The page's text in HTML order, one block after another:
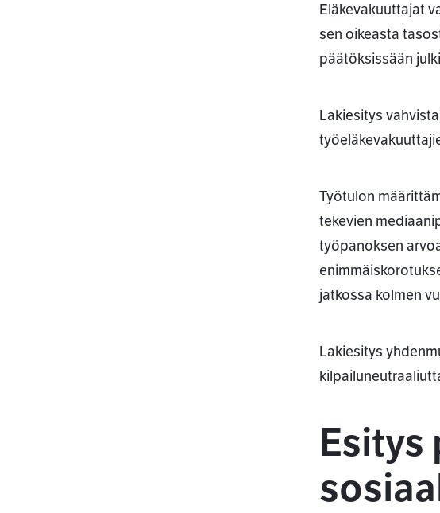
Eläkevakuuttajat
sen oikeasta
päätöksissään
Lakiesitys
Työtulon
tekevien
työpanoksen
jatkossa kolmen
Lakiesitys
Esitys